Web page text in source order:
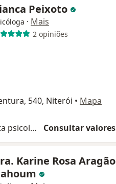
Peixoto
· Mais
2 opiniões
540, Niterói • Mapa
Retorno de consulta psicologia Consultar valores
Karine Rosa Aragão